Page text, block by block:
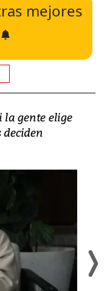
mejores
la gente elige
deciden